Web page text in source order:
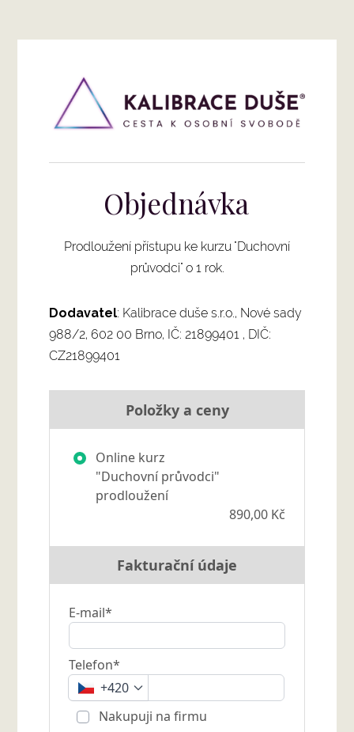
Objednávka
Prodloužení přístupu ke kurzu "Duchovní
průvodci" o 1 rok.
Dodavatel: Kalibrace duše s.r.o., Nové sady
988/2, 602 00 Brno, IČ: 21899401 , DIČ:
CZ21899401
Položky a ceny
Online kurz
"Duchovní průvodci"
prodloužení
890,00 Kč
Fakturační údaje
E-mail*
Telefon*
+420
Nakupuji na firmu